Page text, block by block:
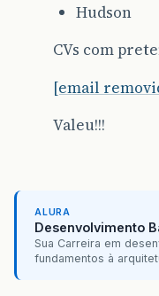
Hudson
CVs com
[email
Valeu!!!
ALURA
Desenvolvimento
Sua Carreira em
fundamentos à